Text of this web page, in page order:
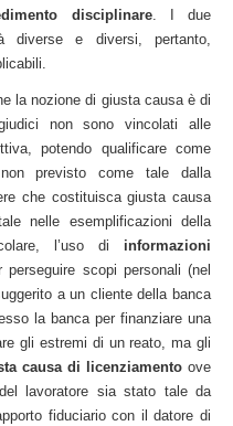
disciplinare. I due
diverse e diversi, pertanto,
la nozione di giusta causa è di
non sono vincolati alle
potendo qualificare come
previsto come tale dalla
che costituisca giusta causa
nelle esemplificazioni della
l’uso di informazioni
scopi personali (nel
a un cliente della banca
la banca per finanziare una
gli estremi di un reato, ma gli
causa di licenziamentoove
lavoratore sia stato tale da
fiduciario con il datore di